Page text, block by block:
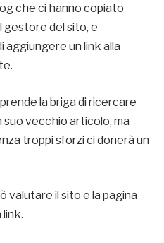
che ci hanno copiato
del sito, e
un link alla
la briga di ricercare
suo vecchio articolo, ma
troppi sforzi ci donerà un
valutare il sito e la pagina
link.